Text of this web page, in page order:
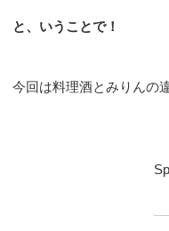
と、いうことで！
今回は料理酒とみりんの